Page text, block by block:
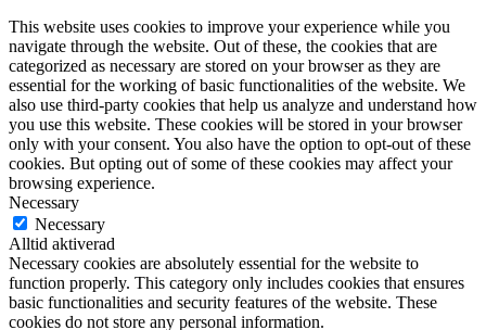
This website uses cookies to improve your experience while you
navigate through the website. Out of these, the cookies that are
categorized as necessary are stored on your browser as they are
essential for the working of basic functionalities of the website. We
also use third-party cookies that help us analyze and understand how
you use this website. These cookies will be stored in your browser
only with your consent. You also have the option to opt-out of these
cookies. But opting out of some of these cookies may affect your
browsing experience.
Necessary
Necessary
Alltid aktiverad
Necessary cookies are absolutely essential for the website to
function properly. This category only includes cookies that ensures
basic functionalities and security features of the website. These
cookies do not store any personal information.